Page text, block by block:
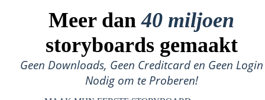
Meer dan40 miljoen
storyboards gemaakt
Geen Downloads, Geen Creditcard en Geen Login
Nodig om te Proberen!